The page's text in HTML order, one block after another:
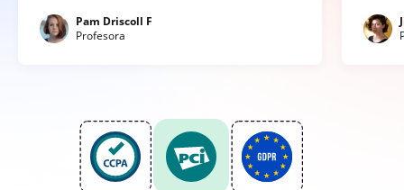
Pam Driscoll F
Profesora